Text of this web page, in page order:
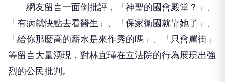
網友留言一面倒批評，「神聖的國會殿堂？」、
「有病就快點去看醫生」、「保家衛國就靠她了」、
「給你那麼高的薪水是來作秀的嗎」、「只會罵街」
等留言大量湧現，對林宜瑾在立法院的行為展現出強
烈的公民批判。